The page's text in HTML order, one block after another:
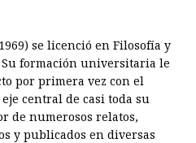
se licenció en Filosofía y
Su formación universitaria le
por primera vez con el
central de casi toda su
de numerosos relatos,
y publicados en diversas